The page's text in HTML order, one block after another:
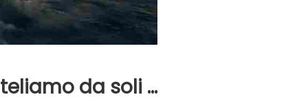
da soli …
Nord. Il settore è a